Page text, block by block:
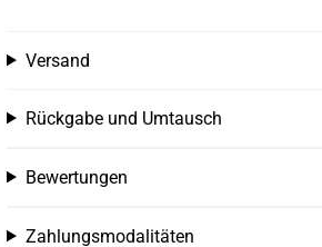
Versand
Rückgabe und Umtausch
Bewertungen
Zahlungsmodalitäten